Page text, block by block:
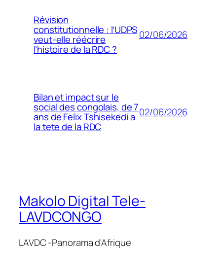
Révision
constitutionnelle : l’UDPS
veut-elle réécrire
l’histoire de la RDC ?
02/06/2026
Bilan et impact sur le
social des congolais, de 7
ans de Felix Tshisekedi a
la tete de la RDC
02/06/2026
Makolo Digital Tele-
LAVDCONGO
LAVDC -Panorama d'Afrique